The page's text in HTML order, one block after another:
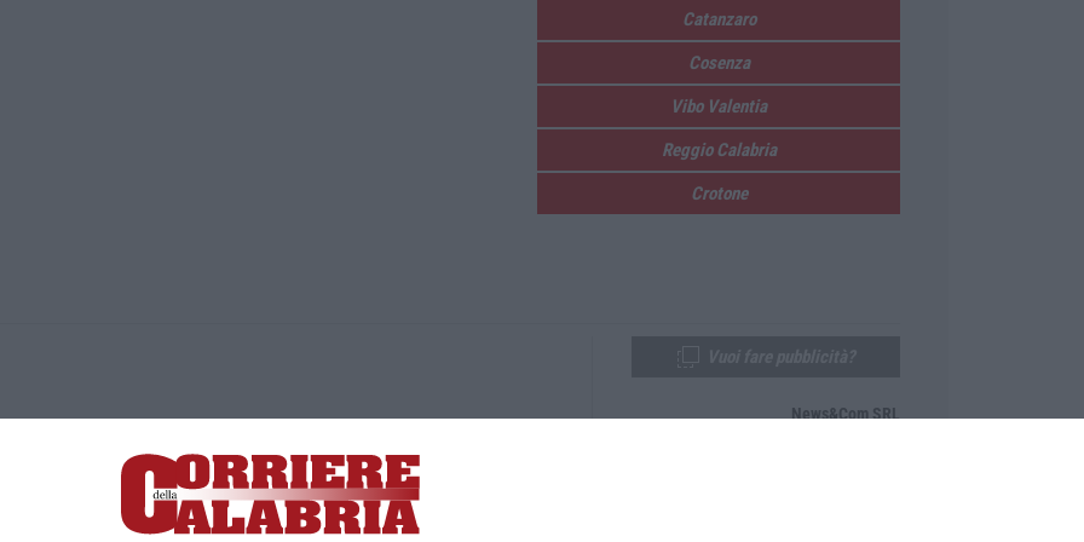
Catanzaro
Cosenza
Vibo Valentia
Reggio Calabria
Crotone
Lamezia Terme (CZ)
responsabile Paola Militano |Privacy
News&Com SRL